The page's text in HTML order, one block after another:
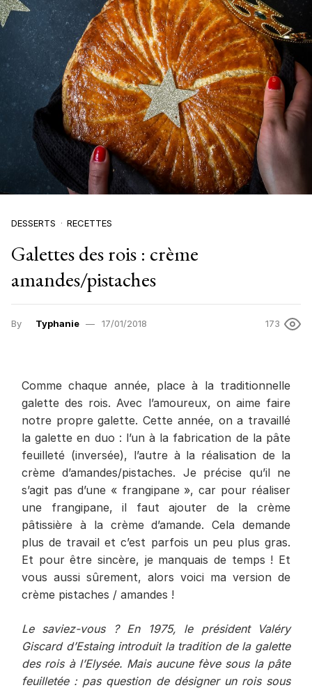
DESSERTS RECETTES
Galettes des rois : crème
amandes/pistaches
By Typhanie 17/01/2018 173
Comme chaque année, place à la traditionnelle
galette des rois. Avec l’amoureux, on aime faire
notre propre galette. Cette année, on a travaillé
la galette en duo : l’un à la fabrication de la pâte
feuilleté (inversée), l’autre à la réalisation de la
crème d’amandes/pistaches. Je précise qu’il ne
s’agit pas d’une « frangipane », car pour réaliser
une frangipane, il faut ajouter de la crème
pâtissière à la crème d’amande. Cela demande
plus de travail et c’est parfois un peu plus gras.
Et pour être sincère, je manquais de temps ! Et
vous aussi sûrement, alors voici ma version de
crème pistaches / amandes !
Le saviez-vous ? En 1975, le président Valéry
Giscard d’Estaing introduit la tradition de la galette
des rois à l’Elysée. Mais aucune fève sous la pâte
feuilletée : pas question de désigner un rois sous